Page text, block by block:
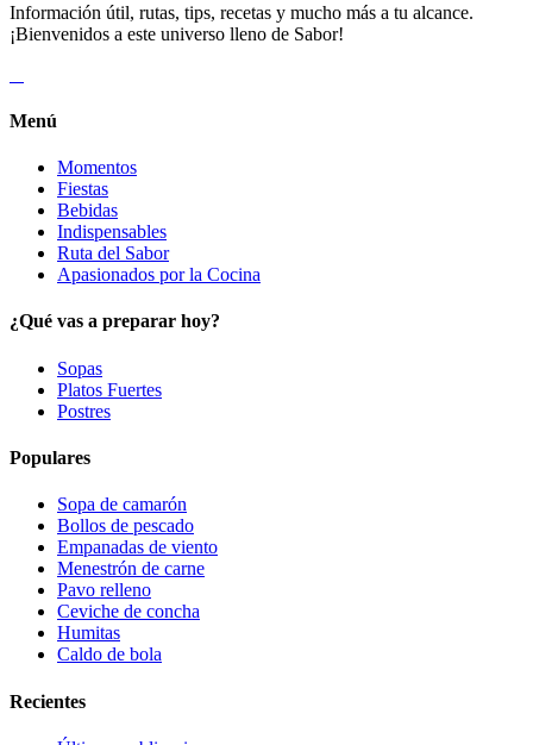
Información útil, rutas, tips, recetas y mucho más a tu alcance.
¡Bienvenidos a este universo lleno de Sabor!
Menú
Momentos
Fiestas
Bebidas
Indispensables
Ruta del Sabor
Apasionados por la Cocina
¿Qué vas a preparar hoy?
Sopas
Platos Fuertes
Postres
Populares
Sopa de camarón
Bollos de pescado
Empanadas de viento
Menestrón de carne
Pavo relleno
Ceviche de concha
Humitas
Caldo de bola
Recientes